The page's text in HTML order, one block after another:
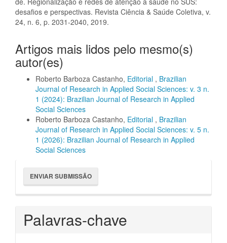
desafios e perspectivas. Revista Ciência & Saúde Coletiva, v.
24, n. 6, p. 2031-2040, 2019.
Artigos mais lidos pelo mesmo(s)
autor(es)
Roberto Barboza Castanho, Editorial , Brazilian
Journal of Research in Applied Social Sciences: v. 3 n.
1 (2024): Brazilian Journal of Research in Applied
Social Sciences
Roberto Barboza Castanho, Editorial , Brazilian
Journal of Research in Applied Social Sciences: v. 5 n.
1 (2026): Brazilian Journal of Research in Applied
Social Sciences
Enviar
Submissão
ENVIAR SUBMISSÃO
Palavras-chave